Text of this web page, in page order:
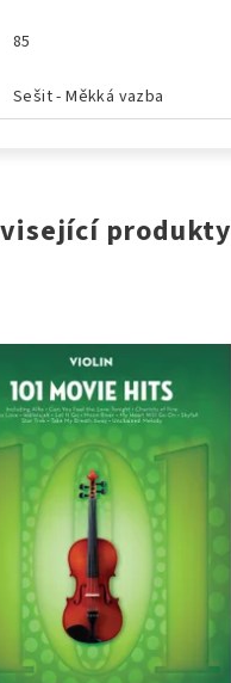
85
Sešit - Měkká vazba
produkty